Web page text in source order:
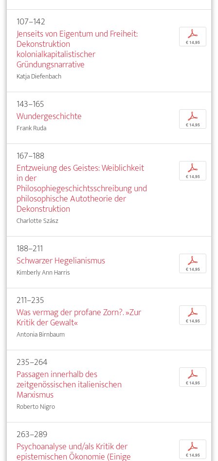
107–142
Jenseits von Eigentum und Freiheit:
Dekonstruktion
kolonialkapitalistischer
Gründungsnarrative
Katja Diefenbach
p
€ 14,95
143–165
Wundergeschichte
Frank Ruda
p
€ 14,95
167–188
Entzweiung des Geistes: Weiblichkeit
in der
Philosophiegeschichtsschreibung und
philosophische Autotheorie der
Dekonstruktion
Charlotte Szász
p
€ 14,95
188–211
Schwarzer Hegelianismus
Kimberly Ann Harris
p
€ 14,95
211–235
Was vermag der profane Zorn?. »Zur
Kritik der Gewalt«
Antonia Birnbaum
p
€ 14,95
235–264
Passagen innerhalb des
zeitgenössischen italienischen
Marxismus
Roberto Nigro
p
€ 14,95
263–289
Psychoanalyse und/als Kritik der
epistemischen Ökonomie (Einige
p
€ 14,95